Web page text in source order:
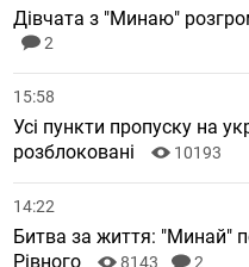
Дівчата з "Минаю"
2
15:58
Усі пункти пропуску на
розблоковані
10193
14:22
Битва за життя: "Минай"
Рівного
8143 2